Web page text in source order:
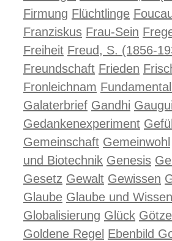
Firmung Flüchtlinge
Franziskus Frau-Sein
Freiheit Freud, S. (1856-
Freundschaft Frieden
Fronleichnam
Galaterbrief Gandhi
Gedankenexperiment
Gemeinschaft Gemeinwohl
und Biotechnik Genesis
Gesetz Gewalt Gewissen
Glaube Glaube und Wissen
Globalisierung Glück
Goldene Regel Ebenbild